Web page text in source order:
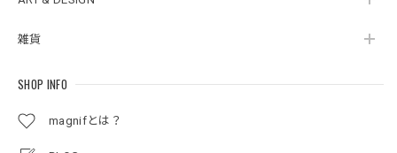
雑貨
SHOP INFO
magnifとは？